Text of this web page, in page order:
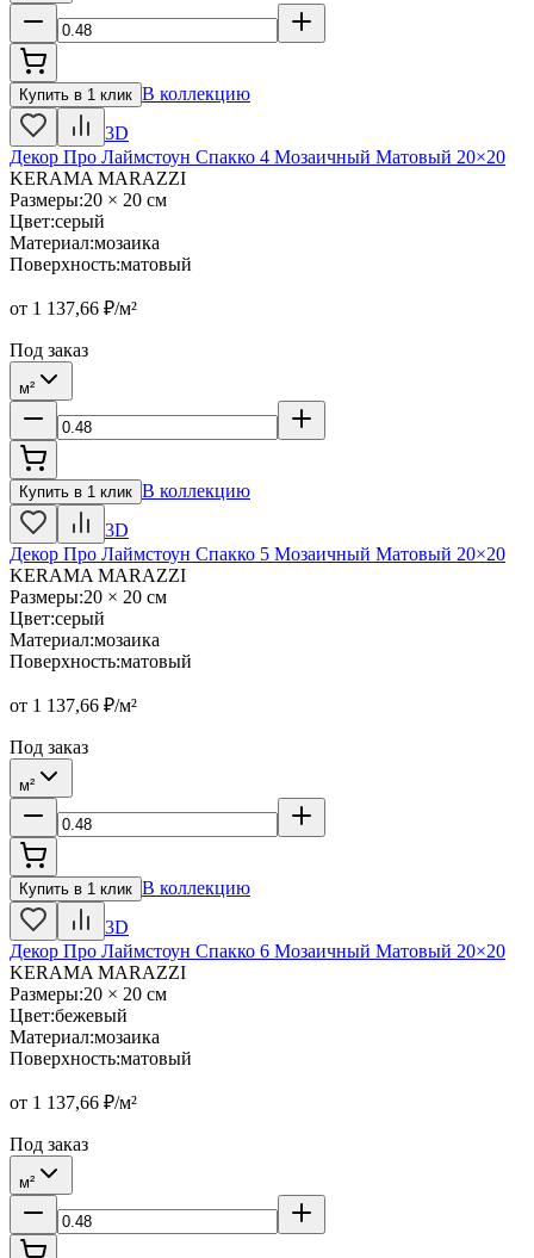
Купить в 1 клик В коллекцию
3D
Декор Про Лаймстоун Спакко 4 Мозаичный Матовый 20×20
KERAMA MARAZZI
Размеры:20 × 20 см
Цвет:серый
Материал:мозаика
Поверхность:матовый
от 1 137,66 ₽/м²
Под заказ
м²
Купить в 1 клик В коллекцию
3D
Декор Про Лаймстоун Спакко 5 Мозаичный Матовый 20×20
KERAMA MARAZZI
Размеры:20 × 20 см
Цвет:серый
Материал:мозаика
Поверхность:матовый
от 1 137,66 ₽/м²
Под заказ
м²
Купить в 1 клик В коллекцию
3D
Декор Про Лаймстоун Спакко 6 Мозаичный Матовый 20×20
KERAMA MARAZZI
Размеры:20 × 20 см
Цвет:бежевый
Материал:мозаика
Поверхность:матовый
от 1 137,66 ₽/м²
Под заказ
м²